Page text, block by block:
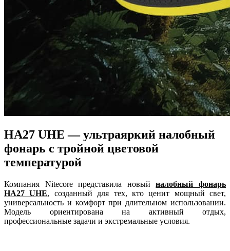
HA27 UHE — ультраяркий налобный
фонарь с тройной цветовой
температурой
Компания Nitecore представила новыйналобный фонарь
HA27 UHE, созданный для тех, кто ценит мощный свет,
универсальность и комфорт при длительном использовании.
Модель ориентирована на активный отдых,
профессиональные задачи и экстремальные условия.